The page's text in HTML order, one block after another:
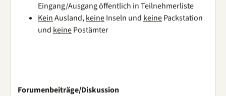
Eingang/Ausgang öffentlich in Teilnehmerliste
KeinAusland,keineInseln und keinePackstation
und keinePostämter
Forumenbeiträge/Diskussion